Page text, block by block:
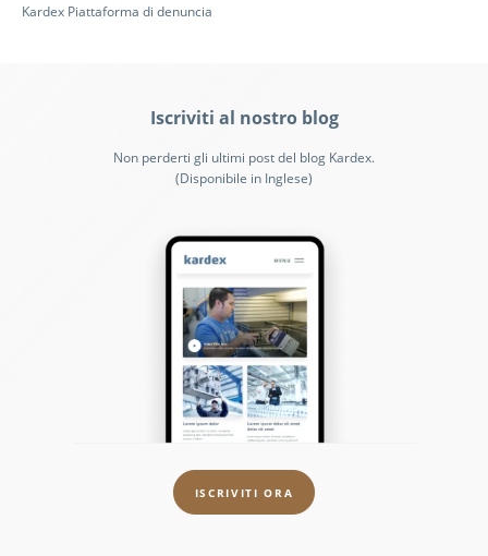
Kardex Piattaforma di denuncia
Iscriviti al nostro blog
Non perderti gli ultimi post del blog Kardex.
(Disponibile in Inglese)
ISCRIVITI ORA